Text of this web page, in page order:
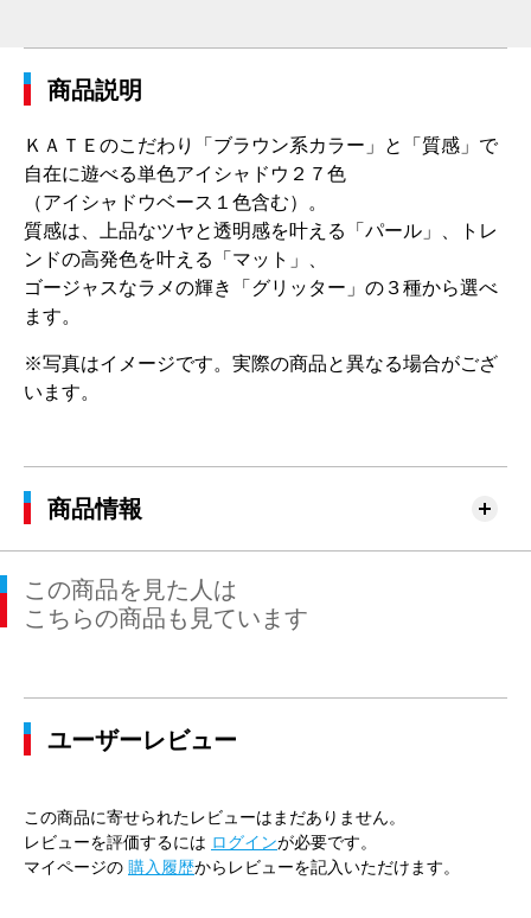
商品説明
ＫＡＴＥのこだわり「ブラウン系カラー」と「質感」で
自在に遊べる単色アイシャドウ２７色
（アイシャドウベース１色含む）。
質感は、上品なツヤと透明感を叶える「パール」、トレ
ンドの高発色を叶える「マット」、
ゴージャスなラメの輝き「グリッター」の３種から選べ
ます。
※写真はイメージです。実際の商品と異なる場合がござ
います。
商品情報
この商品を見た人は
こちらの商品も見ています
ユーザーレビュー
この商品に寄せられたレビューはまだありません。
レビューを評価するには ログインが必要です。
マイページの 購入履歴からレビューを記入いただけます。